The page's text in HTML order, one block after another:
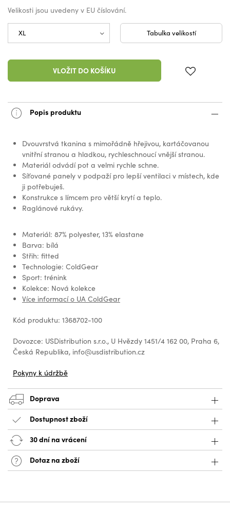
Velikosti jsou uvedeny v EU číslování.
Tabulka velikostí
VLOŽIT DO KOŠÍKU
Popis produktu
Dvouvrstvá tkanina s mimořádně hřejivou, kartáčovanou
vnitřní stranou a hladkou, rychleschnoucí vnější stranou.
Materiál odvádí pot a velmi rychle schne.
Síťované panely v podpaží pro lepší ventilaci v místech, kde
ji potřebuješ.
Konstrukce s límcem pro větší krytí a teplo.
Raglánové rukávy.
Materiál: 87% polyester, 13% elastane
Barva: bílá
Střih: fitted
Technologie: ColdGear
Sport: trénink
Kolekce: Nová kolekce
Více informací o UA ColdGear
Kód produktu: 1368702-100
Dovozce: USDistribution s.r.o., U Hvězdy 1451/4 162 00, Praha 6,
Česká Republika, info@usdistribution.cz
Pokyny k údržbě
Doprava
Dostupnost zboží
30 dní na vrácení
Dotaz na zboží